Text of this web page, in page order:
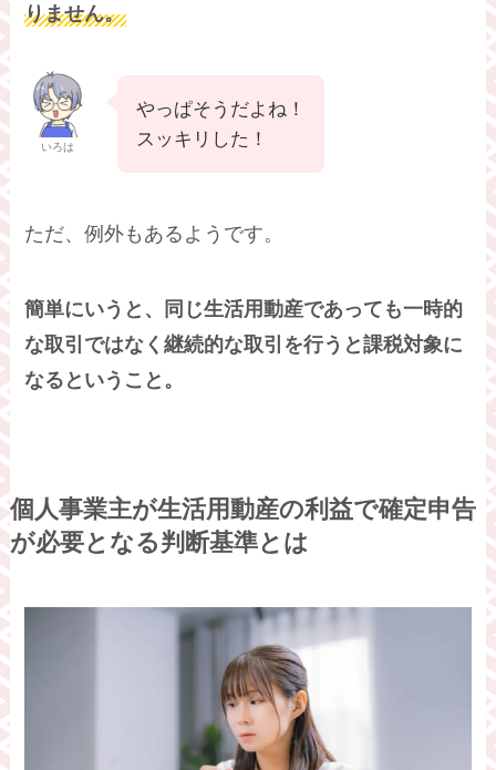
りません。
いろは
やっぱそうだよね！
スッキリした！
ただ、例外もあるようです。
簡単にいうと、同じ生活用動産であっても一時的
な取引ではなく継続的な取引を行うと課税対象に
なるということ。
個人事業主が生活用動産の利益で確定申告
が必要となる判断基準とは